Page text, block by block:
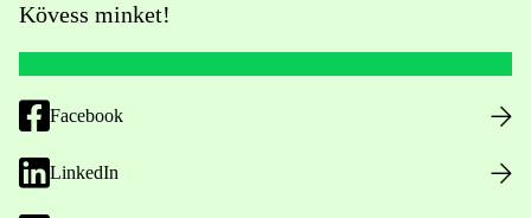
Kövess minket!
Facebook
LinkedIn